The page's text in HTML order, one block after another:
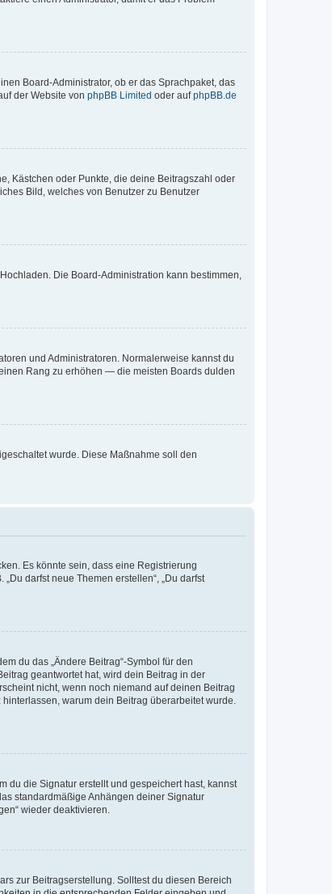
Board-Administrator, ob er das Sprachpaket, das
der Website von phpBB Limited oder aufphpBB.de
Kästchen oder Punkte, die deine Beitragszahl oder
Bild, welches von Benutzer zu Benutzer
Die Board-Administration kann bestimmen,
und Administratoren. Normalerweise kannst du
Rang zu erhöhen — die meisten Boards dulden
wurde. Diese Maßnahme soll den
Es könnte sein, dass eine Registrierung
darfst neue Themen erstellen“, „Du darfst
du das „Ändere Beitrag“-Symbol für den
geantwortet hat, wird dein Beitrag in der
nicht, wenn noch niemand auf deinen Beitrag
warum dein Beitrag überarbeitet wurde.
du die Signatur erstellt und gespeichert hast, kannst
standardmäßige Anhängen deiner Signatur
wieder deaktivieren.
zur Beitragserstellung. Solltest du diesen Bereich